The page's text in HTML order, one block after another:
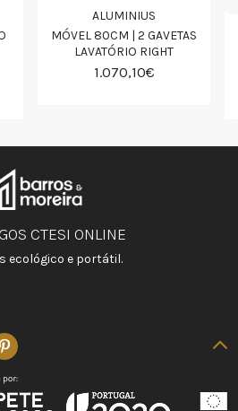
ALUMINIUS
MÓVEL 80CM | 2 GAVETAS
LAVATÓRIO RIGHT
1.070,10€
CTESI ONLINE
ecológico e portátil.